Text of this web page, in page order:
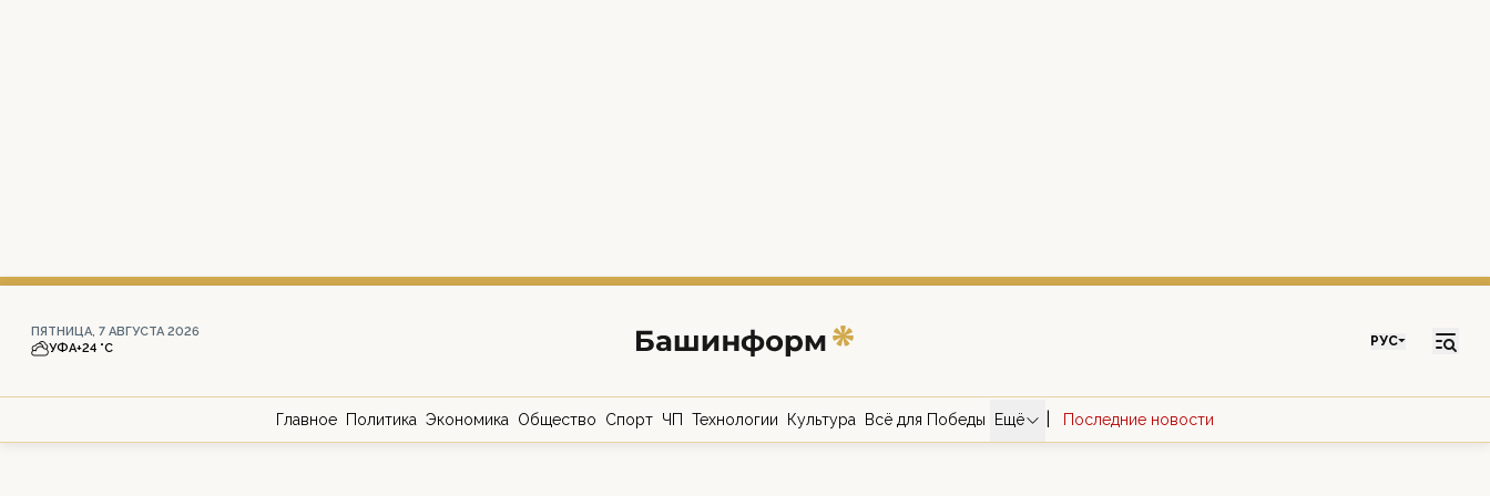
ПЯТНИЦА, 7 АВГУСТА 2026
УФА+24 °С РУС
Главное Политика Экономика Общество Спорт ЧП Технологии Культура Всё для Победы Ещё Последние новости